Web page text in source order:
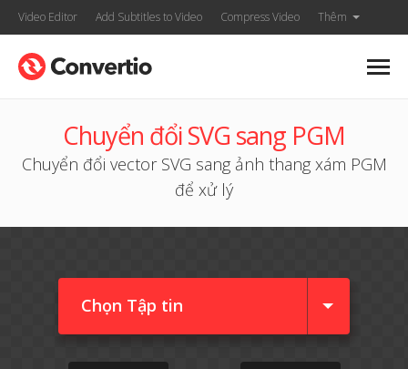
Video Editor Add Subtitles to Video Compress Video Thêm
Chuyển đổi SVG sang PGM
Chuyển đổi vector SVG sang ảnh thang xám PGM
để xử lý
Chọn Tập tin